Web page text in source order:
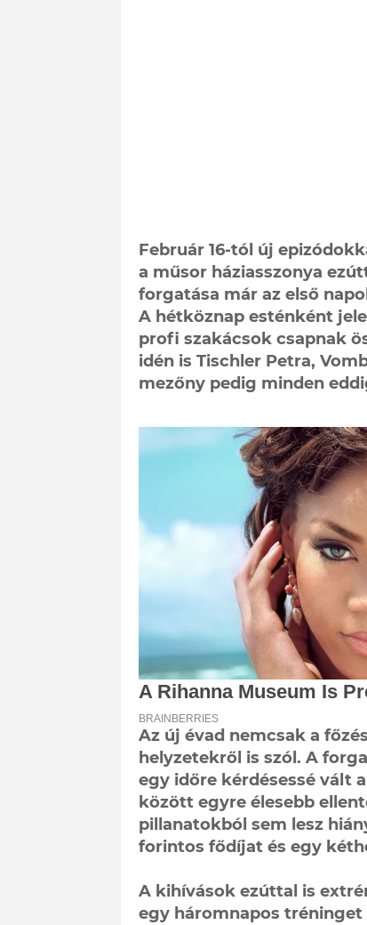
Február 16-tól új
a műsor háziasszonya
forgatása már az első
A hétköznap esténként
profi szakácsok csapnak
idén is Tischler Petra,
mezőny pedig minden
Az új évad nemcsak a
helyzetekről is szól. A
egy időre kérdésessé vált
között egyre élesebb
pillanatokból sem lesz
forintos fődíjat és egy
A kihívások ezúttal is
egy háromnapos